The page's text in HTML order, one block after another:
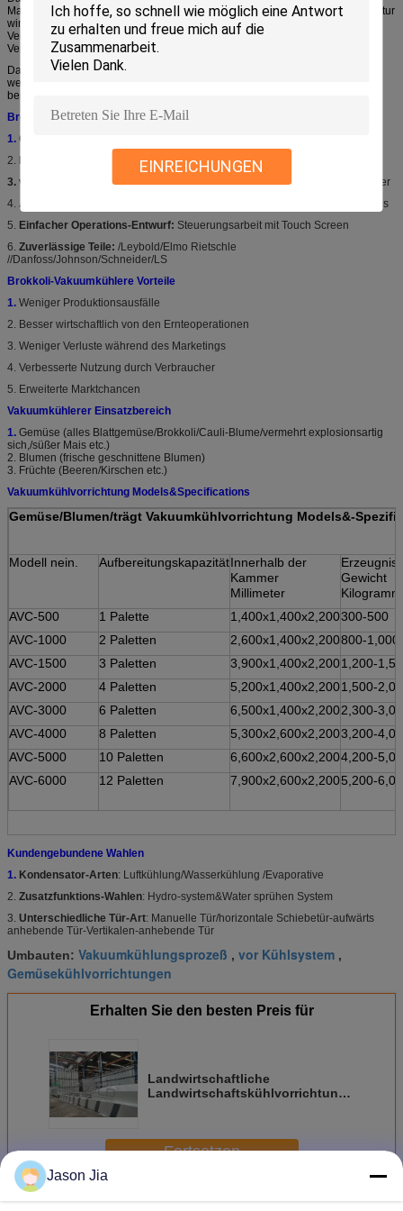
EINREICHUNGEN
Maschine perfektes funktioniert, sogar mit teilweisem Laden. Die Zieltemperatur
wird schnell verwirklicht, ohne des empfindlichen Gemüses einzufrieren. Die
Verarbeitungsdaten werden im System gesammelt, und alle relevanten
Verarbeitungsparameter können auf der Anzeige gesehen werden.
Das Vakuumkühlungssystem kann mit einem Stoß auf dem Knopf begonnen
werden! Die Notenbildschirmanzeige ist sehr einfach zu benützen und
benutzerfreundlich. Das Menü wird in der Regionalsprache geliefert.
Brokkoli-Vakuumkühlere Eigenschaften
1. Grünes Abkühlen:
2. Radily Abkühlen:
Von 30°C zu 3°C in 20-30 Minuten
3. verlängern Sie Haltbarkeitsdauer:Aufenthalts-Frische und Nahrung länger
4. Accurated-Steuerung:
Plc-Mähdrescher mit empfindlichen sensors&valves
5. Einfacher Operations-Entwurf: Steuerungsarbeit mit Touch Screen
6. Zuverlässige Teile: /Leybold/Elmo Rietschle
//Danfoss/Johnson/Schneider/LS
Brokkoli-Vakuumkühlere Vorteile
1. Weniger Produktionsausfälle
2. Besser wirtschaftlich von den Ernteoperationen
3. Weniger Verluste während des Marketings
4. Verbesserte Nutzung durch Verbraucher
5. Erweiterte Marktchancen
Vakuumkühlerer Einsatzbereich
1. Gemüse (alles Blattgemüse/Brokkoli/Cauli-Blume/vermehrt explosionsartig
sich,/süßer Mais etc.)
2. Blumen (frische geschnittene Blumen)
3. Früchte (Beeren/Kirschen etc.)
Vakuumkühlvorrichtung Models&Specifications
Gemüse/Blumen/trägt Vakuumkühlvorrichtung Models&-
Modell nein. AufbereitungskapazitätInnerhalb der
Kammer
Millimeter
Erzeugnis-
Gewicht
Kilogramm
AVC-500
1 Palette 1,400x1,400x2,200300-500
AVC-1000
2 Paletten 2,600x1,400x2,200800-1,000
AVC-1500
3 Paletten 3,900x1,400x2,2001,200-
AVC-2000
4 Paletten 5,200x1,400x2,2001,500-
AVC-3000
6 Paletten 6,500x1,400x2,2002,300-
AVC-4000
8 Paletten 5,300x2,600x2,2003,200-
AVC-5000
10 Paletten 6,600x2,600x2,2004,200-
AVC-6000
12 Paletten 7,900x2,600x2,2005,200-
Kundengebundene Wahlen
1. Kondensator-Arten: Luftkühlung/Wasserkühlung /Evaporative
2. Zusatzfunktions-Wahlen: Hydro-system&Water sprühen System
3. Unterschiedliche Tür-Art: Manuelle Tür/horizontale Schiebetür-aufwärts
anhebende Tür-Vertikalen-anhebende Tür
Umbauten: Vakuumkühlungsprozeß , vor Kühlsystem ,
Gemüsekühlvorrichtungen
Erhalten Sie den besten Preis für
Landwirtschaftliche
Landwirtschaftskühlvorrichtungs-
Fortsetzen
MehrVakuumkühlvorrichtungen
Jason Jia